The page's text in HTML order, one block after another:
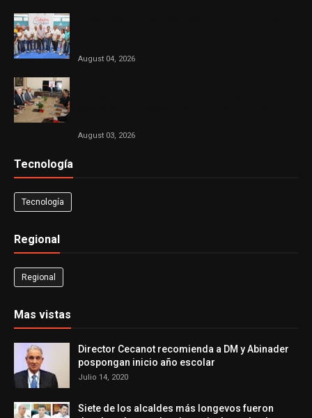
August 04, 2026
August 03, 2026
Tecnología
Tecnología
Regional
Regional
Mas vistas
Director Cecanot recomienda a DM y Abinader
pospongan inicio año escolar
Julio 14, 2020
Siete de los alcaldes más longevos fueron